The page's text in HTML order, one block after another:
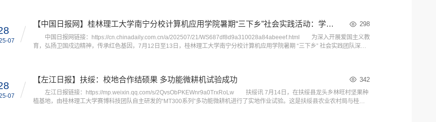
07
【中国日报网】桂林理工大学南宁分校计算机应用学院暑期“三下乡”社会实践活动：学戍边精神，砺初心使命 践青春担当 298
中国日报网链接：https://cn.chinadaily.com.cn/a/202507/21/WS687df8d9a310028a84abeeef.html 为深入开展爱国主义教
育，弘扬卫国戍边精神，传承红色基因，7月12日至13日，桂林理工大学南宁分校计算机应用学院暑期 “三下乡” 社会实践团队深入
07
【左江日报】扶绥：校地合作结硕果 多功能微耕机试验成功 342
左江日报链接：https://mp.weixin.qq.com/s/2QvsObPKEWnr9a0TrxRoLw 扶绥讯 7月14日，在扶绥县龙头乡林旺村坚果种
植基地，由桂林理工大学赛博科技团队自主研发的“MT300系列”多功能微耕机进行了实地作业试验。这是扶绥县农业农村局与桂林